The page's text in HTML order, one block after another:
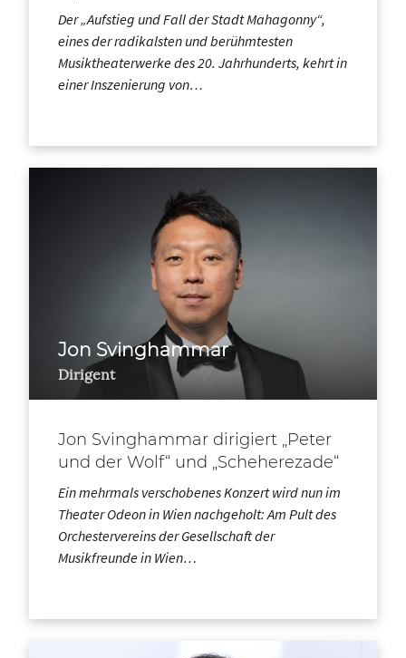
Der „Aufstieg und Fall der Stadt Mahagonny“,
eines der radikalsten und berühmtesten
Musiktheaterwerke des 20. Jahrhunderts, kehrt in
einer Inszenierung von…
Jon Svinghammar
Dirigent
Jon Svinghammar dirigiert „Peter
und der Wolf“ und „Scheherezade“
Ein mehrmals verschobenes Konzert wird nun im
Theater Odeon in Wien nachgeholt: Am Pult des
Orchestervereins der Gesellschaft der
Musikfreunde in Wien…